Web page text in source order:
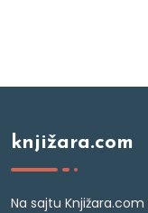
knjižara.com
Na sajtu